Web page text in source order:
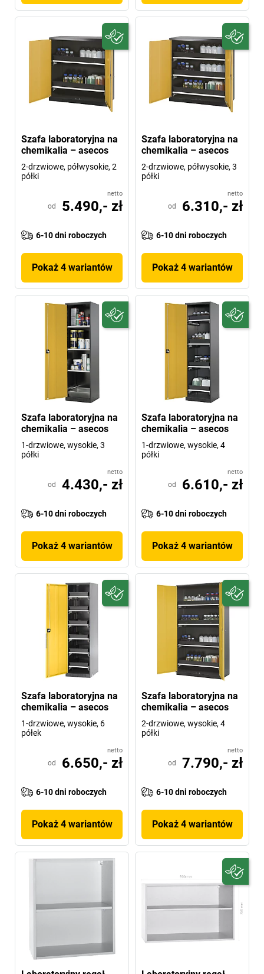
Szafa laboratoryjna na
chemikalia – asecos
2-drzwiowe, półwysokie, 2
półki
netto
od 5.490,- zł
6-10 dni roboczych
Pokaż 4 wariantów
Szafa laboratoryjna na
chemikalia – asecos
2-drzwiowe, półwysokie, 3
półki
netto
od 6.310,- zł
6-10 dni roboczych
Pokaż 4 wariantów
Szafa laboratoryjna na
chemikalia – asecos
1-drzwiowe, wysokie, 3
półki
netto
od 4.430,- zł
6-10 dni roboczych
Pokaż 4 wariantów
Szafa laboratoryjna na
chemikalia – asecos
1-drzwiowe, wysokie, 4
półki
netto
od 6.610,- zł
6-10 dni roboczych
Pokaż 4 wariantów
Szafa laboratoryjna na
chemikalia – asecos
1-drzwiowe, wysokie, 6
półek
netto
od 6.650,- zł
6-10 dni roboczych
Pokaż 4 wariantów
Szafa laboratoryjna na
chemikalia – asecos
2-drzwiowe, wysokie, 4
półki
netto
od 7.790,- zł
6-10 dni roboczych
Pokaż 4 wariantów